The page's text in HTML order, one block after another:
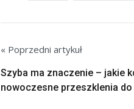
« Poprzedni artykuł
Szyba ma znaczenie – jakie
nowoczesne przeszklenia do